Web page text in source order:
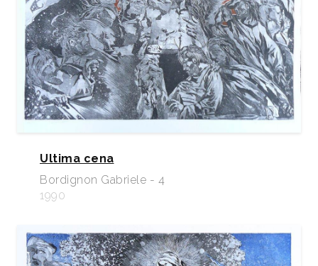
Ultima cena
Bordignon Gabriele - 4
1990